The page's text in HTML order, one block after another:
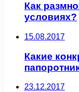
Как
условиях?
15.08.2017
Какие
23.12.2017